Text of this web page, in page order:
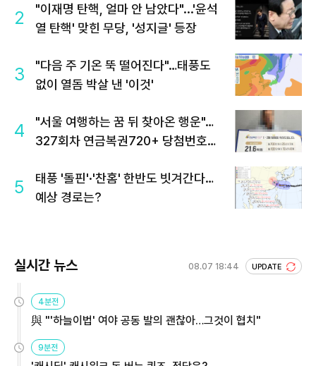
2
"이재명 탄핵, 얼마 안 남았다"...'윤석
열 탄핵' 맞힌 무당, '성지글' 등장
3
"다음 주 기온 뚝 떨어진다"…태풍도
없이 열돔 박살 낸 '이것'
4
"서울 여행하는 꿈 뒤 찾아온 행운"…
327회차 연금복권720+ 당첨번호조
5
태풍 '돌핀'·'찬홈' 한반도 빗겨간다…
예상 경로는?
실시간 뉴스 08.07 18:44 UPDATE
4분전
與 "'하늘이법' 여야 공동 발의 괜찮아…그것이 협치"
9분전